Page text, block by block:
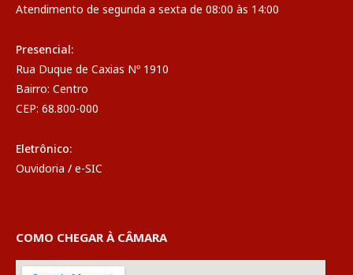
Atendimento de segunda a sexta de 08:00 às 14:00
Presencial:
Rua Duque de Caxias Nº 1910
Bairro: Centro
CEP: 68.800-000
Eletrônico:
Ouvidoria / e-SIC
COMO CHEGAR À CÂMARA